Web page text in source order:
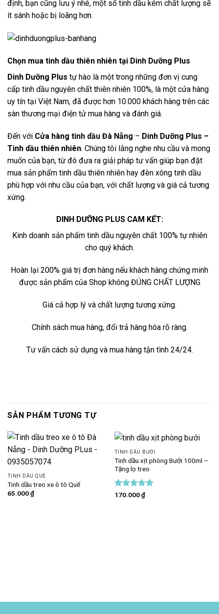
định, bạn cũng lưu ý nhé, một số tinh dầu kém chất lượng sẽ
ít sánh hoặc bị loãng hơn.
Chọn mua tinh dầu thiên nhiên tại Dinh Dưỡng Plus
Dinh Dưỡng Plus tự hào là một trong những đơn vị cung
cấp tinh dầu nguyên chất thiên nhiên 100%, là một cửa hàng
uy tín tại Việt Nam, đã được hơn 10.000 khách hàng trên các
sàn thương mại điện tử mua hàng và đánh giá.
Đến với Cửa hàng tinh dầu Đà Nẵng – Dinh Dưỡng Plus –
Tinh dầu thiên nhiên. Chúng tôi lắng nghe nhu cầu và mong
muốn của bạn, từ đó đưa ra giải pháp tư vấn giúp bạn đặt
mua sản phẩm tinh dầu thiên nhiên hay đèn xông tinh dầu
phù hợp với nhu cầu của bạn, với chất lượng và giá cả tương
xứng.
DINH DƯỠNG PLUS CAM KẾT:
Kinh doanh sản phẩm tinh dầu nguyên chất 100% tự nhiên
cho quý khách.
Hoàn lại 200% giá trị đơn hàng nếu khách hàng chứng minh
được sản phẩm của Shop không ĐÚNG CHẤT LƯỢNG
Giá cả hợp lý và chất lượng tương xứng.
Chính sách mua hàng, đổi trả hàng hóa rõ ràng.
Tư vấn cách sử dụng và mua hàng tận tình 24/24.
SẢN PHẨM TƯƠNG TỰ
TINH DẦU QUẾ
Tinh dầu treo xe ô tô Quế
65.000₫
TINH DẦU BƯỞI
Tinh dầu xịt phòng Bưởi 100ml –
Tặng lọ treo
Được xếp
170.000₫